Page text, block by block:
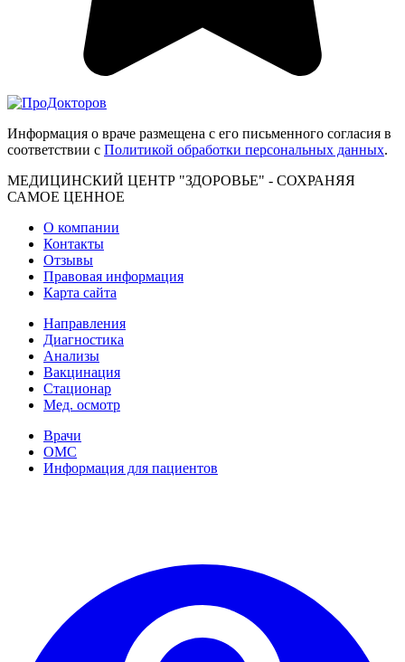
Информация о враче размещена с его письменного согласия в
соответствии с Политикой обработки персональных данных.
МЕДИЦИНСКИЙ ЦЕНТР "ЗДОРОВЬЕ" - СОХРАНЯЯ
САМОЕ ЦЕННОЕ
О компании
Контакты
Отзывы
Правовая информация
Карта сайта
Направления
Диагностика
Анализы
Вакцинация
Стационар
Мед. осмотр
Врачи
ОМС
Информация для пациентов